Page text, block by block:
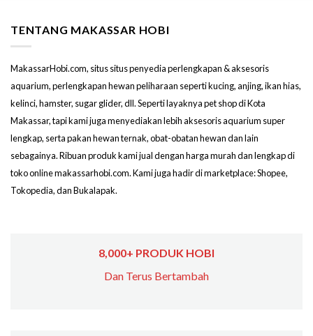
TENTANG MAKASSAR HOBI
MakassarHobi.com, situs situs penyedia perlengkapan & aksesoris
aquarium, perlengkapan hewan peliharaan seperti kucing, anjing, ikan hias,
kelinci, hamster, sugar glider, dll. Seperti layaknya pet shop di Kota
Makassar, tapi kami juga menyediakan lebih aksesoris aquarium super
lengkap, serta pakan hewan ternak, obat-obatan hewan dan lain
sebagainya. Ribuan produk kami jual dengan harga murah dan lengkap di
toko online makassarhobi.com. Kami juga hadir di marketplace: Shopee,
Tokopedia, dan Bukalapak.
8,000+ PRODUK HOBI
Dan Terus Bertambah